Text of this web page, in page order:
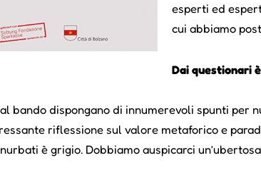
esperti ed
cui abbiamo
Dai questionari
bando dispongano di innumerevoli spunti
riflessione sul valore metaforico e
è grigio. Dobbiamo auspicarci